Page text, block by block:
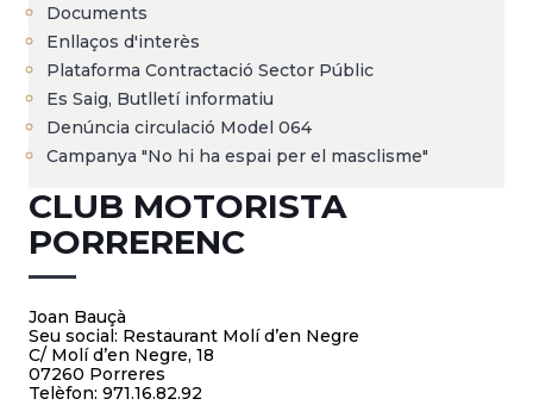
Documents
Enllaços d'interès
Plataforma Contractació Sector Públic
Es Saig, Butlletí informatiu
Denúncia circulació Model 064
Campanya "No hi ha espai per el masclisme"
CLUB MOTORISTA
PORRERENC
Joan Bauçà
Seu social: Restaurant Molí d’en Negre
C/ Molí d’en Negre, 18
07260 Porreres
Telèfon: 971.16.82.92